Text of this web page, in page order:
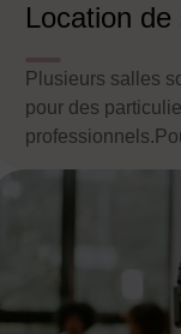
Location de
Plusieurs salles
pour des